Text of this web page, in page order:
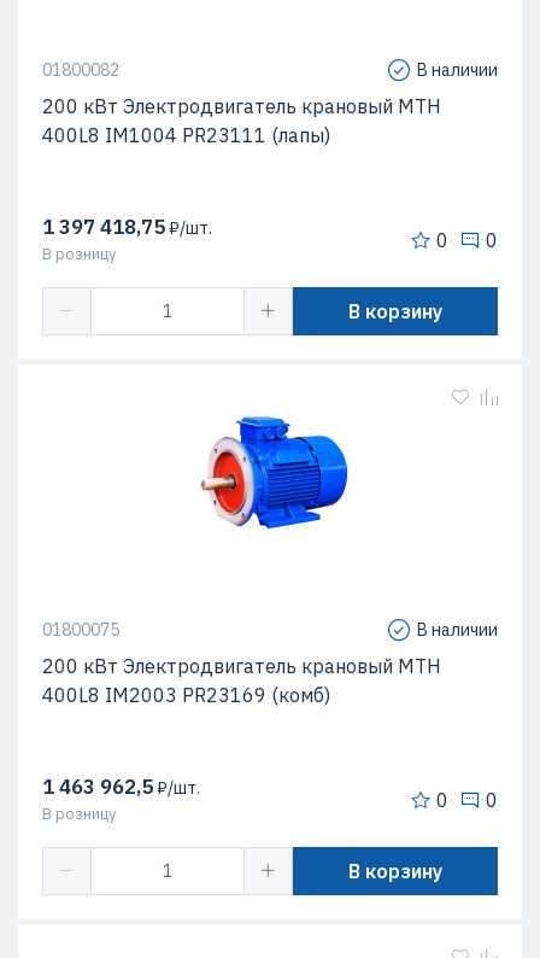
01800082 В наличии
200 кВт Электродвигатель крановый MTH
400L8 IM1004 PR23111 (лапы)
1 397 418,75₽/шт.
В розницу
0 0
В корзину
01800075 В наличии
200 кВт Электродвигатель крановый MTH
400L8 IM2003 PR23169 (комб)
1 463 962,5₽/шт.
В розницу
0 0
В корзину